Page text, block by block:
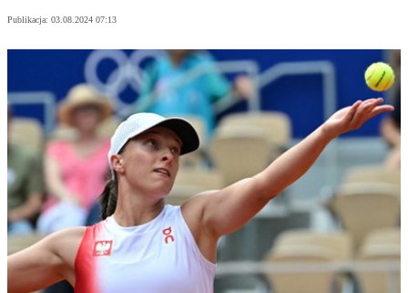
Publikacja: 03.08.2024 07:13